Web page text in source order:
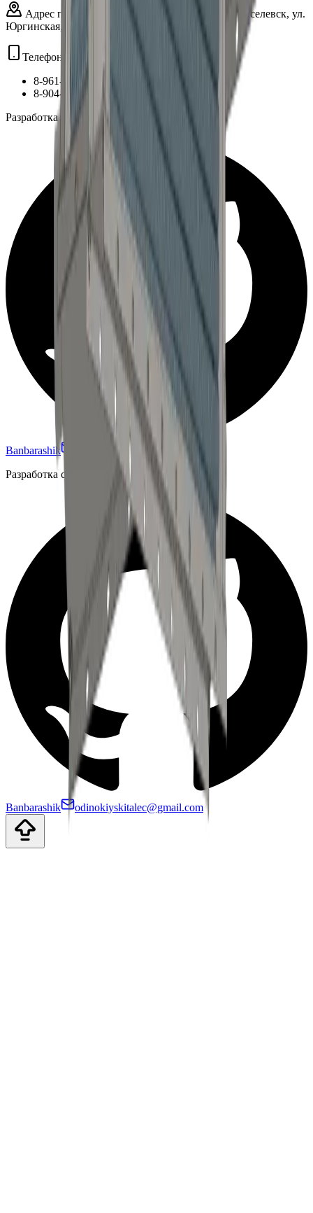
Адрес предприятия:
Кемеровская область, г. Киселевск, ул.
Юргинская, 1
Телефоны:
8-961-737-83-14
- технические вопросы
8-904-968-14-88
Разработка сайта:
Banbarashik
odinokiyskitalec@gmail.com
Разработка сайта:
Banbarashik odinokiyskitalec@gmail.com